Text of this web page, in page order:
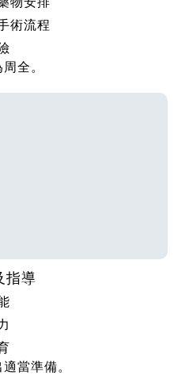
術流程
全。
指導
當準備。